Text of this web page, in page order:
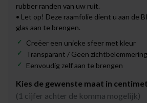
rubber randen van uw ruit.
• Let op! Deze raamfolie dient u aan de
glas aan te brengen.
Creëer een unieke sfeer met kleur
Transparant / Geen zichtbelemmering
Eenvoudig zelf aan te brengen
Kies de gewenste maat in
(1 cijfer achter de komma mogelijk)